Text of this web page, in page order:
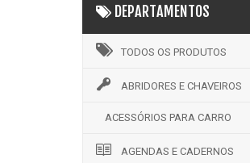
DEPARTAMENTOS
TODOS OS PRODUTOS
ABRIDORES E CHAVEIROS
ACESSÓRIOS PARA CARRO
AGENDAS E CADERNOS